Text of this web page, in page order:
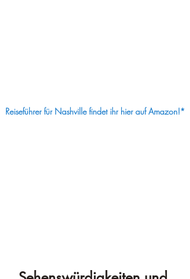
Reiseführer für Nashville findet ihr hier auf Amazon!*